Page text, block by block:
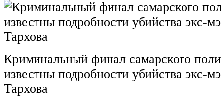
Криминальный финал самарского
известны подробности убийства экс-
Тархова